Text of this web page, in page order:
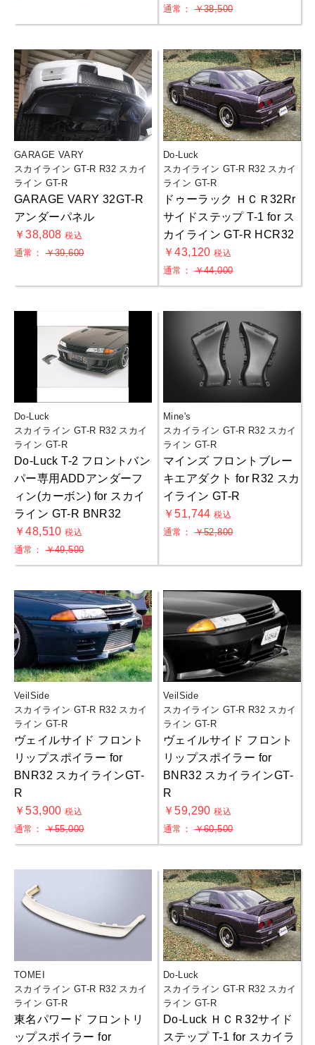
通常：￥38,500
GARAGE VARY
スカイライン GT-R R32 スカイ
ライン GT-R
GARAGE VARY 32GT-R
アンダーパネル
￥38,808税込
通常：￥39,600
Do-Luck
スカイライン GT-R R32 スカイ
ライン GT-R
ドゥーラック ＨＣＲ32Rr
サイドステップ T-1 for ス
カイライン GT-R HCR32
￥43,120税込
通常：￥44,000
Do-Luck
スカイライン GT-R R32 スカイ
ライン GT-R
Do-Luck T-2 フロントバン
パー専用ADDアンダーフ
ィン(カーボン) for スカイ
ライン GT-R BNR32
￥48,510税込
通常：￥49,500
Mine's
スカイライン GT-R R32 スカイ
ライン GT-R
マインズ フロントブレー
キエアダクト for R32 スカ
イライン GT-R
￥51,744税込
通常：￥52,800
VeilSide
スカイライン GT-R R32 スカイ
ライン GT-R
ヴェイルサイド フロント
リップスポイラー for
BNR32 スカイラインGT-
R
￥53,900税込
通常：￥55,000
VeilSide
スカイライン GT-R R32 スカイ
ライン GT-R
ヴェイルサイド フロント
リップスポイラー for
BNR32 スカイラインGT-
R
￥59,290税込
通常：￥60,500
TOMEI
スカイライン GT-R R32 スカイ
ライン GT-R
東名パワード フロントリ
ップスポイラー for
Do-Luck
スカイライン GT-R R32 スカイ
ライン GT-R
Do-Luck ＨＣＲ32サイド
ステップ T-1 for スカイラ